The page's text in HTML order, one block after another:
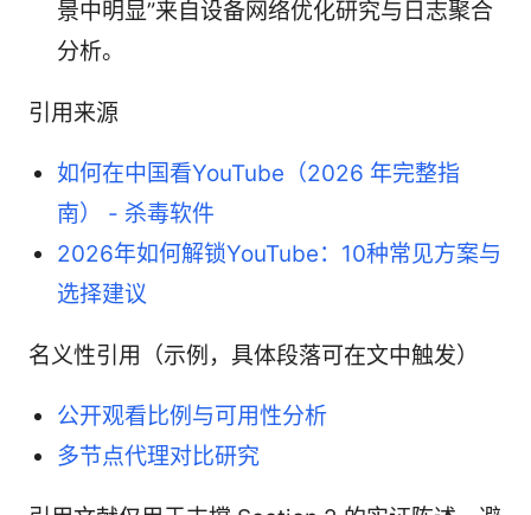
景中明显”来自设备网络优化研究与日志聚合
分析。
引用来源
如何在中国看YouTube（2026 年完整指
南） - 杀毒软件
2026年如何解锁YouTube：10种常见方案与
选择建议
名义性引用（示例，具体段落可在文中触发）
公开观看比例与可用性分析
多节点代理对比研究